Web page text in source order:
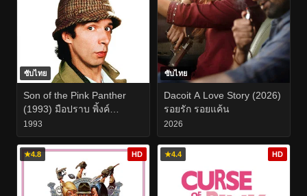
ซับไทย
Son of the Pink Panther
(1993) มือปราบ พิ้งค์
แพนเตอร์
1993
ซับไทย
Dacoit A Love Story (2026)
รอยรัก รอยแค้น
2026
★4.8 HD ★4.4 HD